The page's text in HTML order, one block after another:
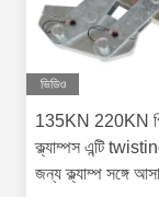
ভিডিও
135KN 220KN
ক্ল্যাম্পস এন্টি
জন্য ক্ল্যাম্প সঙ্গে আসা